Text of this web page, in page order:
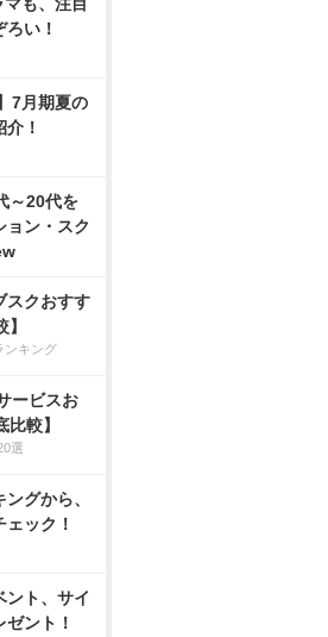
い！
7月期夏の
！
～20代を
ョン・スク
スクおすす
ンキング
ービスお
較】
選
グから、
ック！
ント、サイ
ント！